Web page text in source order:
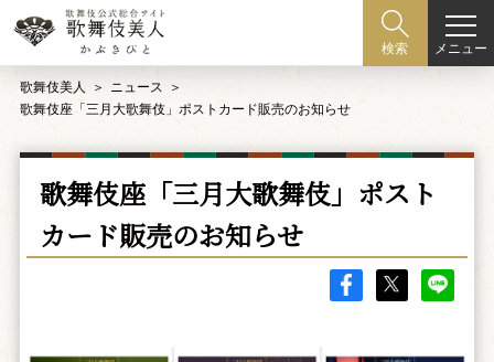
検索 メニュー
歌舞伎美人
ニュース
歌舞伎座「三月大歌舞伎」ポストカード販売のお知らせ
歌舞伎座「三月大歌舞伎」ポスト
カード販売のお知らせ